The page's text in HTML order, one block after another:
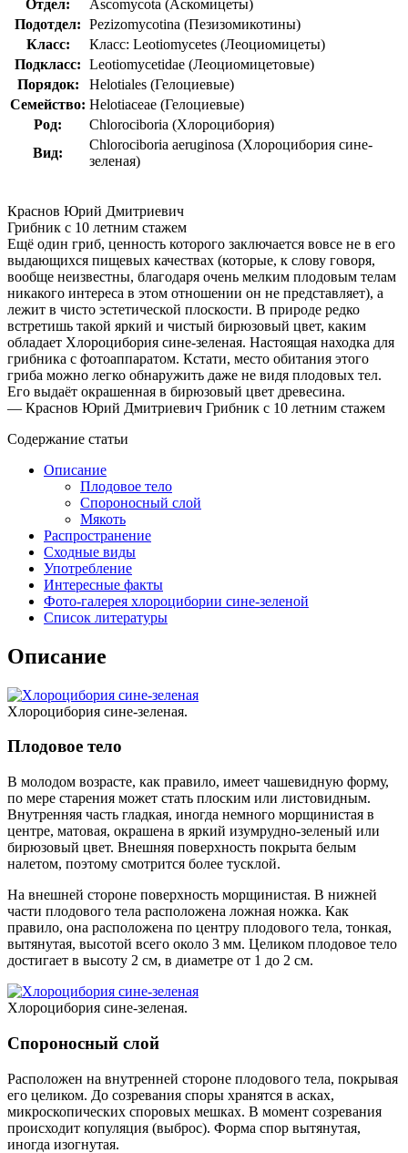
Отдел:
Ascomycota (Аскомицеты)
Подотдел: Pezizomycotina (Пезизомикотины)
Класс:
Класс: Leotiomycetes (Леоциомицеты)
Подкласс: Leotiomycetidae (Леоциомицетовые)
Порядок:
Helotiales (Гелоциевые)
Семейство: Helotiaceae (Гелоциевые)
Род:
Chlorociboria (Хлороцибория)
Вид:
Chlorociboria aeruginosa (Хлороцибория сине-
зеленая)
Краснов Юрий Дмитриевич
Грибник с 10 летним стажем
Ещё один гриб, ценность которого заключается вовсе не в его
выдающихся пищевых качествах (которые, к слову говоря,
вообще неизвестны, благодаря очень мелким плодовым телам
никакого интереса в этом отношении он не представляет), а
лежит в чисто эстетической плоскости. В природе редко
встретишь такой яркий и чистый бирюзовый цвет, каким
обладает Хлороцибория сине-зеленая. Настоящая находка для
грибника с фотоаппаратом. Кстати, место обитания этого
гриба можно легко обнаружить даже не видя плодовых тел.
Его выдаёт окрашенная в бирюзовый цвет древесина.
— Краснов Юрий Дмитриевич Грибник с 10 летним стажем
Содержание статьи
Описание
Плодовое тело
Спороносный слой
Мякоть
Распространение
Сходные виды
Употребление
Интересные факты
Фото-галерея хлороцибории сине-зеленой
Список литературы
Описание
Хлороцибория сине-зеленая.
Плодовое тело
В молодом возрасте, как правило, имеет чашевидную форму,
по мере старения может стать плоским или листовидным.
Внутренняя часть гладкая, иногда немного морщинистая в
центре, матовая, окрашена в яркий изумрудно-зеленый или
бирюзовый цвет. Внешняя поверхность покрыта белым
налетом, поэтому смотрится более тусклой.
На внешней стороне поверхность морщинистая. В нижней
части плодового тела расположена ложная ножка. Как
правило, она расположена по центру плодового тела, тонкая,
вытянутая, высотой всего около 3 мм. Целиком плодовое тело
достигает в высоту 2 см, в диаметре от 1 до 2 см.
Хлороцибория сине-зеленая.
Спороносный слой
Расположен на внутренней стороне плодового тела, покрывая
его целиком. До созревания споры хранятся в асках,
микроскопических споровых мешках. В момент созревания
происходит копуляция (выброс). Форма спор вытянутая,
иногда изогнутая.